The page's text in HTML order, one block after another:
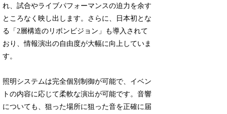
れ、試合やライブパフォーマンスの迫力を余す
ところなく映し出します。さらに、日本初とな
る「2層構造のリボンビジョン」も導入されて
おり、情報演出の自由度が大幅に向上していま
す。
照明システムは完全個別制御が可能で、イベン
トの内容に応じて柔軟な演出が可能です。音響
についても、狙った場所に狙った音を正確に届